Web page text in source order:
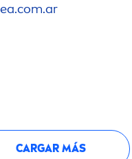
.com.ar
CARGAR MÁS